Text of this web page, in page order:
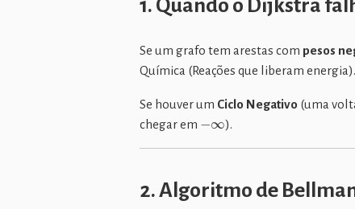
1. Quando o Dijkstra
Se um grafo tem arestas com pesos
Química (Reações que liberam
Se houver um Ciclo Negativo (uma
chegar em
).
2. Algoritmo de